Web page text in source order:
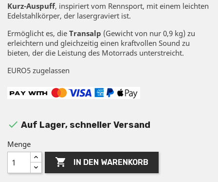
Kurz-Auspuff, inspiriert vom Rennsport, mit einem leichten
Edelstahlkörper, der lasergraviert ist.
Ermöglicht es, die Transalp (Gewicht von nur 0,9 kg) zu
erleichtern und gleichzeitig einen kraftvollen Sound zu
bieten, der die Leistung des Motorrads unterstreicht.
EURO5 zugelassen
 Auf Lager, schneller Versand
Menge
 IN DEN WARENKORB